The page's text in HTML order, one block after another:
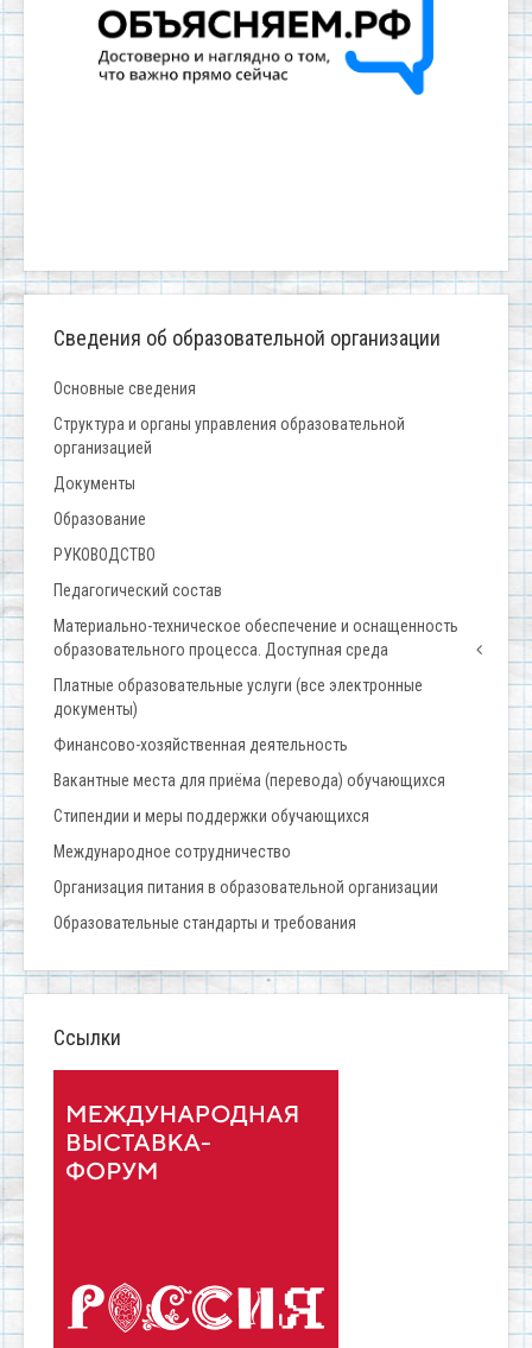
Сведения об образовательной организации
Основные сведения
Структура и органы управления образовательной
организацией
Документы
Образование
РУКОВОДСТВО
Педагогический состав
Материально-техническое обеспечение и оснащенность
образовательного процесса. Доступная среда
Платные образовательные услуги (все электронные
документы)
Финансово-хозяйственная деятельность
Вакантные места для приёма (перевода) обучающихся
Стипендии и меры поддержки обучающихся
Международное сотрудничество
Организация питания в образовательной организации
Образовательные стандарты и требования
Ссылки